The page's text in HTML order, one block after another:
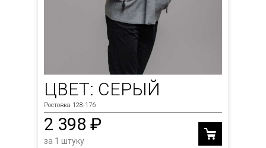
ЦВЕТ: СЕРЫЙ
Ростовка 128-176
2 398 ₽
за 1 штуку